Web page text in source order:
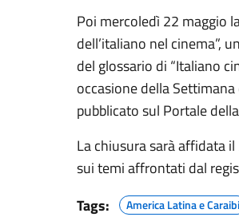
Poi mercoledì 22 maggio
dell’italiano nel cinema”,
del glossario di “Italiano
occasione della
pubblicato sul Portale
La chiusura sarà affidata
sui temi affrontati dal
Tags:
America Latina e Caraibi